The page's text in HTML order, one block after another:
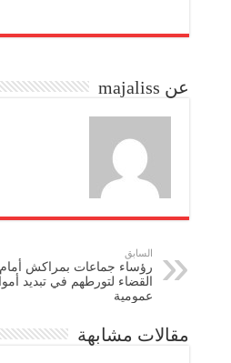
bo
to
n
ail
re
عن majaliss
السابق
رؤساء جماعات بمراكش أمام
القضاء لتورطهم في تبديد
عمومية
مقالات مشابهة